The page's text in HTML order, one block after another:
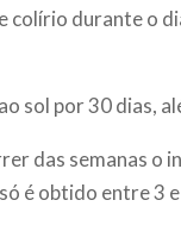
durante o
sol por 30 dias,
das semanas o
é obtido entre 3 e